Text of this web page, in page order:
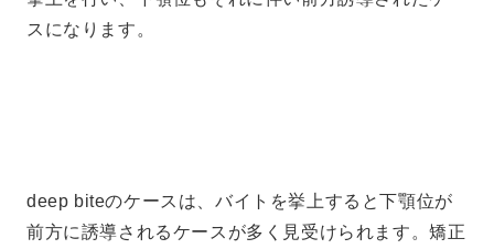
スになります。
deep biteのケースは、バイトを挙上すると下顎位が
前方に誘導されるケースが多く見受けられます。矯正